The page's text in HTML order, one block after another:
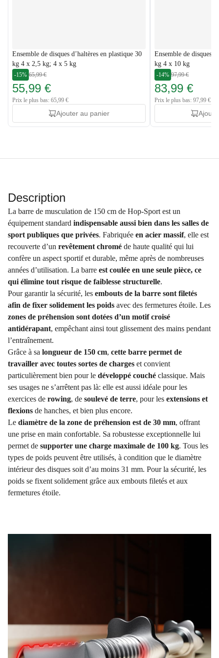
Ensemble de disques d’haltères en plastique 30
kg 4 x 2,5 kg; 4 x 5 kg
-15% 65,99 €
55,99 €
Prix le plus bas: 65,99 €
Ajouter au panier
Ensemble de disques
kg 4 x 10 kg
-14% 97,99 €
83,99 €
Prix le plus bas: 97,99 €
Description
La barre de musculation de 150 cm de Hop-Sport est un
équipement standard indispensable aussi bien dans les salles de
sport publiques que privées. Fabriquée en acier massif, elle est
recouverte d’un revêtement chromé de haute qualité qui lui
confère un aspect sportif et durable, même après de nombreuses
années d’utilisation. La barre est coulée en une seule pièce, ce
qui élimine tout risque de faiblesse structurelle.
Pour garantir la sécurité, les embouts de la barre sont filetés
afin de fixer solidement les poids avec des fermetures étoile. Les
zones de préhension sont dotées d’un motif croisé
antidérapant, empêchant ainsi tout glissement des mains pendant
l’entraînement.
Grâce à sa longueur de 150 cm, cette barre permet de
travailler avec toutes sortes de charges et convient
particulièrement bien pour le développé couché classique. Mais
ses usages ne s’arrêtent pas là: elle est aussi idéale pour les
exercices de rowing, de soulevé de terre, pour les extensions et
flexions de hanches, et bien plus encore.
Le diamètre de la zone de préhension est de 30 mm, offrant
une prise en main confortable. Sa robustesse exceptionnelle lui
permet de supporter une charge maximale de 100 kg. Tous les
types de poids peuvent être utilisés, à condition que le diamètre
intérieur des disques soit d’au moins 31 mm. Pour la sécurité, les
poids se fixent solidement grâce aux embouts filetés et aux
fermetures étoile.